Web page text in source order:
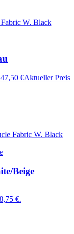
€Aktueller Preis
Beige
€.